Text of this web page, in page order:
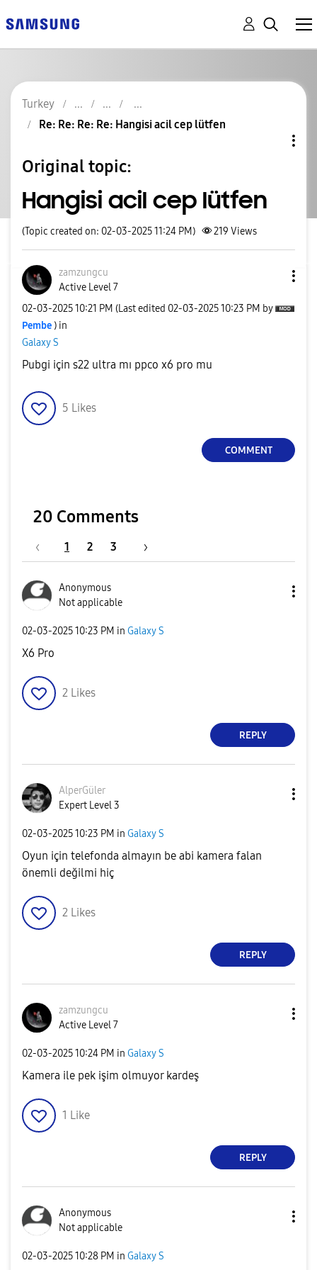
Turkey
Re: Re: Re: Re: Hangisi acil cep lütfen
Original topic:
Hangisi acil cep lütfen
(Topic created on: 02-03-2025 11:24 PM) 219 Views
zamzungcu
Active Level 7
‎02-03-202510:21 PM (Last edited ‎02-03-202510:23 PM by
Pembe ) in
Galaxy S
Pubgi için s22 ultra mı ppco x6 pro mu
5 Likes
COMMENT
20 Comments
1 2 3
Anonymous
Not applicable
‎02-03-202510:23 PM in Galaxy S
X6 Pro
2 Likes
REPLY
AlperGüler
Expert Level 3
‎02-03-202510:23 PM in Galaxy S
Oyun için telefonda almayın be abi kamera falan
önemli değilmi hiç
2 Likes
REPLY
zamzungcu
Active Level 7
‎02-03-202510:24 PM in Galaxy S
Kamera ile pek işim olmuyor kardeş
1 Like
REPLY
Anonymous
Not applicable
‎02-03-202510:28 PM in Galaxy S